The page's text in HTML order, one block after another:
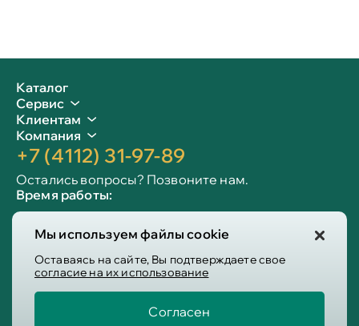
Мы используем файлы cookie
Оставаясь на сайте, Вы подтверждаете свое
согласие на их использование
Согласен
Каталог
Сервис
Клиентам
Компания
+7 (4112) 31-97-89
Остались вопросы? Позвоните нам.
Время работы:
Сб-вс: 10:00 - 19:00
Info@victoria-mebel.ru